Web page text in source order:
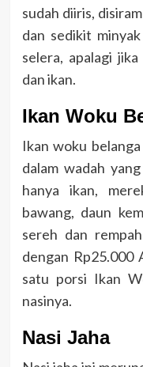
sudah diiris,
dan sedikit
selera, apalagi
dan ikan.
Ikan Woku
Ikan woku
dalam wadah
hanya ikan,
bawang, daun
sereh dan
dengan Rp25.000
satu porsi Ikan
nasinya.
Nasi Jaha